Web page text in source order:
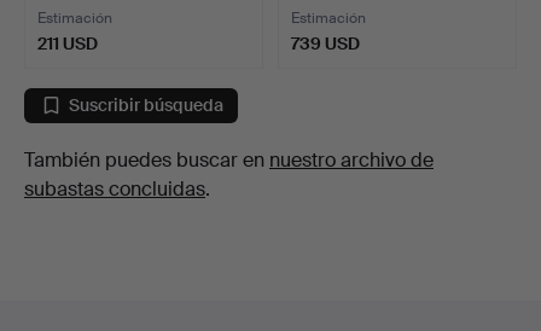
Estimación
211 USD
seleccionado
Estimación
739 USD
Suscribir búsqueda
También puedes buscar en nuestro archivo de
subastas concluidas.